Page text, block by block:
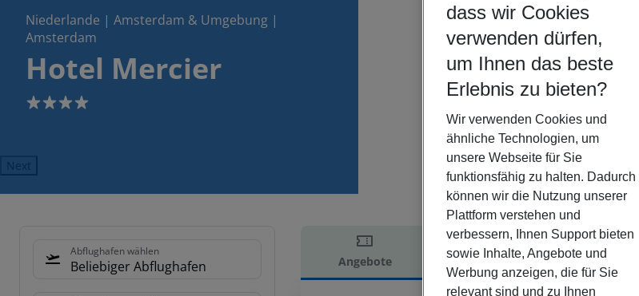
Niederlande | Amsterdam & Umgebung |
Amsterdam
Hotel Mercier
4
Next
Abflughafen wählen
Beliebiger Abflughafen Angebote Hotelbeschreibung
dass wir Cookies
verwenden dürfen,
um Ihnen das beste
Erlebnis zu bieten?
Wir verwenden Cookies und
ähnliche Technologien, um
unsere Webseite für Sie
funktionsfähig zu halten. Dadurch
können wir die Nutzung unserer
Plattform verstehen und
verbessern, Ihnen Support bieten
sowie Inhalte, Angebote und
Werbung anzeigen, die für Sie
relevant sind und zu Ihnen